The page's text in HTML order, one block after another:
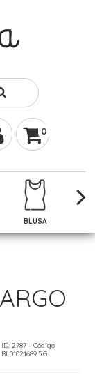
0
BLUSA
ID: 2787 - Código
BL01021689.5.G